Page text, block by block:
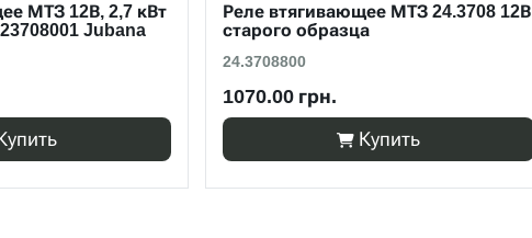
МТЗ 12В, 2,7 кВт
Jubana
Реле втягивающее МТЗ 24.3708 12В
старого образца
24.3708800
1070.00 грн.
Купить